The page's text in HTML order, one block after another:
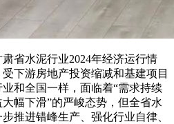
水泥行业2024年经济运行情
下游房地产投资缩减和基建项目
和全国一样，面临着“需求持续
幅下滑”的严峻态势，但全省水
推进错峰生产、强化行业自律、